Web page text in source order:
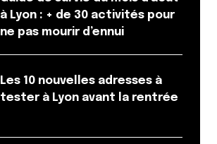
à Lyon : + de 30 activités pour
ne pas mourir d’ennui
Les 10 nouvelles adresses à
tester à Lyon avant la rentrée